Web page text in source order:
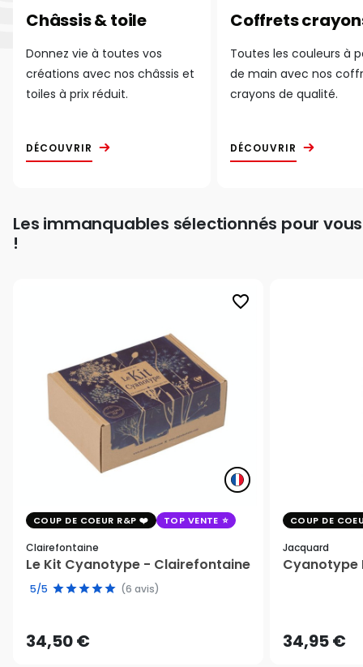
Châssis & toile
Donnez vie à toutes vos
créations avec nos châssis et
toiles à prix réduit.
DÉCOUVRIR
Coffrets
Toutes les couleurs à
de main avec nos
crayons de qualité.
DÉCOUVRIR
Les immanquables sélectionnés pour vous
!
favorite_border
COUP DE COEUR R&P TOP VENTE
Clairefontaine
Le Kit Cyanotype - Clairefontaine
5/5 (6 avis)
34,50 €
COUP DE
Jacquard
Cyanotype
34,95 €